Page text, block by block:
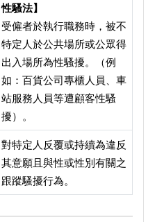
性騷法】
受僱者於執行職務時，被不
特定人於公共場所或公眾得
出入場所為性騷擾。（例
如：百貨公司專櫃人員、車
站服務人員等遭顧客性騷
擾）。
對特定人反覆或持續為違反
其意願且與性或性別有關之
跟蹤騷擾行為。